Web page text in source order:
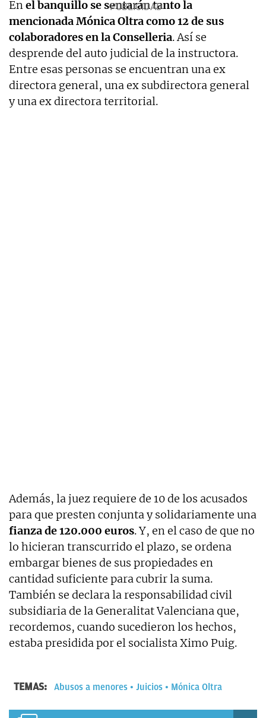
Enel banquillo se sentarán tanto la
mencionada Mónica Oltra como 12 de sus
colaboradores en la Conselleria. Así se
desprende del auto judicial de la instructora.
Entre esas personas se encuentran una ex
directora general, una ex subdirectora general
y una ex directora territorial.
Además, la juez requiere de 10 de los acusados
para que presten conjunta y solidariamente una
fianza de 120.000 euros. Y, en el caso de que no
lo hicieran transcurrido el plazo, se ordena
embargar bienes de sus propiedades en
cantidad suficiente para cubrir la suma.
También se declara la responsabilidad civil
subsidiaria de la Generalitat Valenciana que,
recordemos, cuando sucedieron los hechos,
estaba presidida por el socialista Ximo Puig.
TEMAS: Abusos a menores Juicios Mónica Oltra